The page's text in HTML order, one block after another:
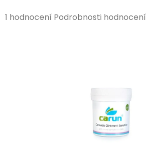
Průměrné
1 hodnocení Podrobnosti hodnocení